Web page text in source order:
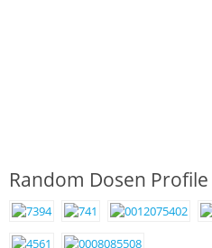
Random Dosen Profile